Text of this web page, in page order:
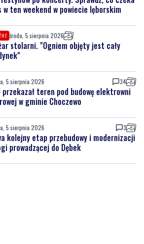
w ten weekend w powiecie lęborskim
środa, 5 sierpnia 2026
stolarni. "Ogniem objęty jest cały
5 sierpnia 2026 34
przekazał teren pod budowę elektrowni
w gminie Choczewo
5 sierpnia 2026 3
kolejny etap przebudowy i modernizacji
prowadzącej do Dębek